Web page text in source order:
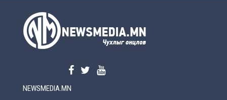
2026-08-5
2026-08-5
NEWSMEDIA.MN